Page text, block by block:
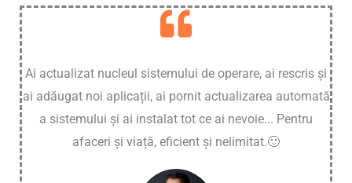
Ai actualizat nucleul sistemului de operare, ai rescris și
ai adăugat noi aplicații, ai pornit actualizarea automată
a sistemului și ai instalat tot ce ai nevoie... Pentru
afaceri și viață, eficient și nelimitat.🙂